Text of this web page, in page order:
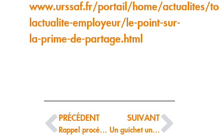
www.urssaf.fr/portail/home/actualites/
lactualite-employeur/le-point-sur-
la-prime-de-partage.html
PRÉCÉDENT
Rappel procédure aménagement parcelle
SUIVANT
Un guichet unique pour toutes les formalités des entreprises